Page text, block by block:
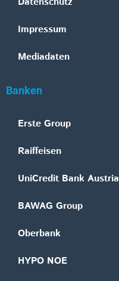
Impressum
Mediadaten
Banken
Erste Group
Raiffeisen
UniCredit Bank Austria
BAWAG Group
Oberbank
HYPO NOE